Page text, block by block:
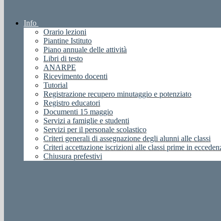
Info
Orario lezioni
Piantine Istituto
Piano annuale delle attività
Libri di testo
ANARPE
Ricevimento docenti
Tutorial
Registrazione recupero minutaggio e potenziato
Registro educatori
Documenti 15 maggio
Servizi a famiglie e studenti
Servizi per il personale scolastico
Criteri generali di assegnazione degli alunni alle classi
Criteri accettazione iscrizioni alle classi prime in
Chiusura prefestivi